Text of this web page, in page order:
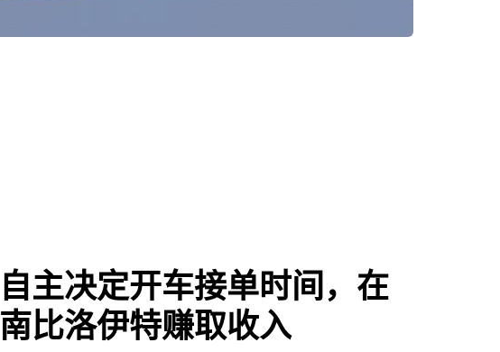
自主决定开车接单时间，在
南比洛伊特赚取收入